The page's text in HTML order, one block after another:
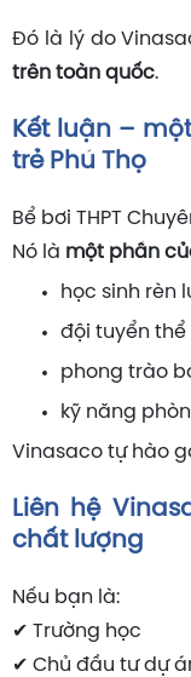
Đó là lý do
trên toàn quốc.
Kết luận –
trẻ Phú Thọ
Bể bơi THPT
Nó là một phần
học sinh rèn
đội tuyển
phong trào
kỹ năng
Vinasaco tự hào
Liên hệ
chất lượng
Nếu bạn là:
✔ Trường học
✔ Chủ đầu tư dự